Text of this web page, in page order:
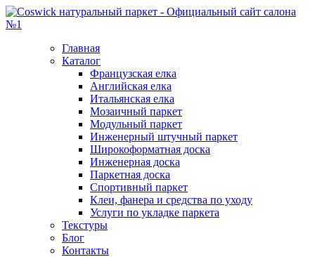
Главная
Каталог
Французская елка
Английская елка
Итальянская елка
Мозаичный паркет
Модульный паркет
Инженерный штучный паркет
Широкоформатная доска
Инженерная доска
Паркетная доска
Спортивный паркет
Клеи, фанера и средства по уходу
Услуги по укладке паркета
Текстуры
Блог
Контакты